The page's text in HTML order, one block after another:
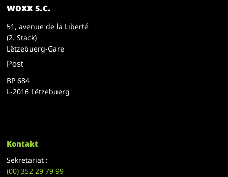
woxx s.c.
51, avenue de la Liberté
(2. Stack)
Lëtzebuerg-Gare
Post
BP 684
L-2016 Lëtzebuerg
Kontakt
Sekretariat :
(00)352 29 79 99